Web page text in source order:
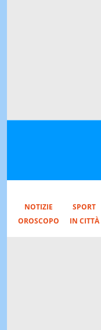
NOTIZIE
SPORT
OROSCOPO
IN CITTÀ